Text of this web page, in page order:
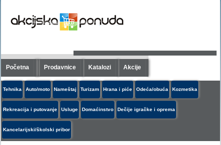
Početna Prodavnice Katalozi Akcije
Tehnika Auto/moto Nameštaj Turizam Hrana i piće Odeća/obuća Kozmetika
Rekreacija i putovanje Usluge Domaćinstvo Dečije igračke i oprema
Kancelarijski/školski pribor